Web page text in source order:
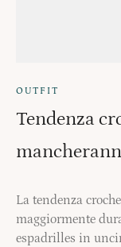
OUTFIT
Tendenza
La tendenza
maggiormente
espadrilles in